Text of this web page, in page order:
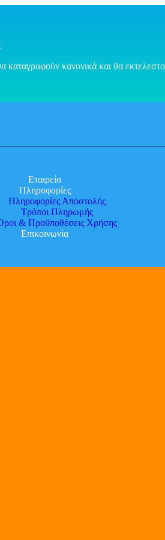
κανονικά και θα
Εταιρεία
Πληροφορίες
Πληροφορίες Αποστολής
Τρόποι Πληρωμής
& Προϋποθέσεις Χρήσης
Επικοινωνία